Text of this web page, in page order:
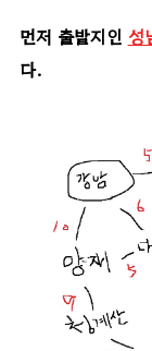
먼저 출발지인 성
다.